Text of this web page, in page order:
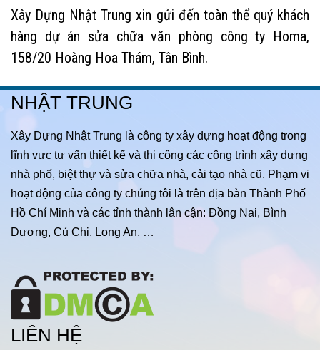
Xây Dựng Nhật Trung xin gửi đến toàn thể quý khách
hàng dự án sửa chữa văn phòng công ty Homa,
158/20 Hoàng Hoa Thám, Tân Bình.
NHẬT TRUNG
Xây Dựng Nhật Trung là công ty xây dựng hoạt động trong
lĩnh vực tư vấn thiết kế và thi công các công trình xây dựng
nhà phố, biệt thự và sửa chữa nhà, cải tạo nhà cũ. Phạm vi
hoạt động của công ty chúng tôi là trên địa bàn Thành Phố
Hồ Chí Minh và các tỉnh thành lân cận: Đồng Nai, Bình
Dương, Củ Chi, Long An, …
LIÊN HỆ